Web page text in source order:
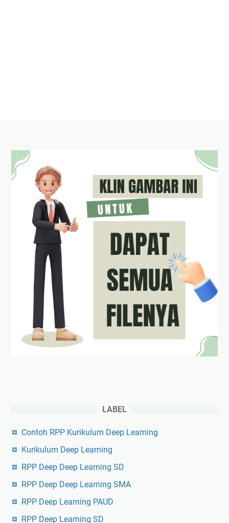
LABEL
Contoh RPP Kurikulum Deep Learning
Kurikulum Deep Learning
RPP Deep Deep Learning SD
RPP Deep Deep Learning SMA
RPP Deep Learning PAUD
RPP Deep Learning SD